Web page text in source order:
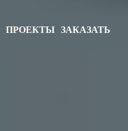
ПРОЕКТЫ ЗАКАЗАТЬ